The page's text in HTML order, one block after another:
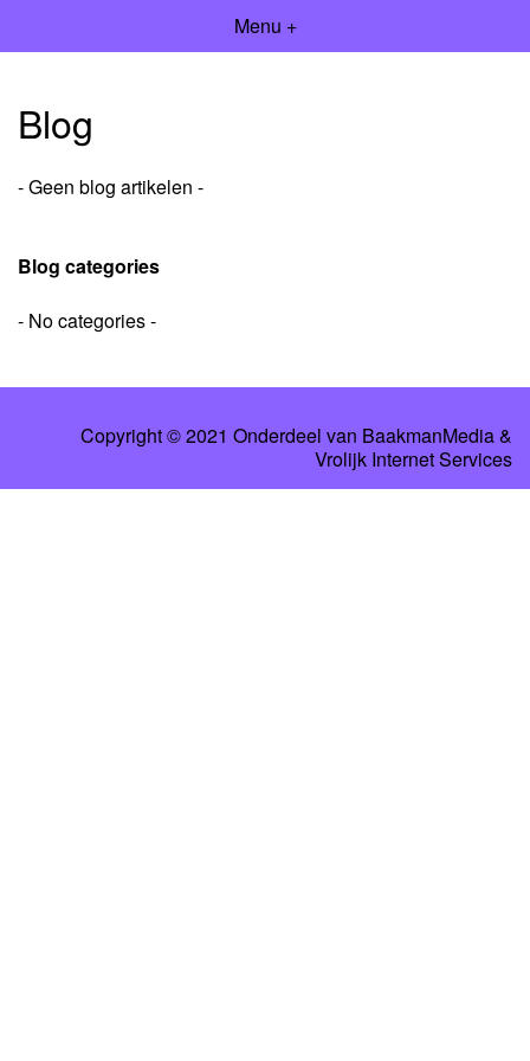
Menu +
Blog
- Geen blog artikelen -
Blog categories
- No categories -
Copyright © 2021 Onderdeel van BaakmanMedia&
Vrolijk Internet Services